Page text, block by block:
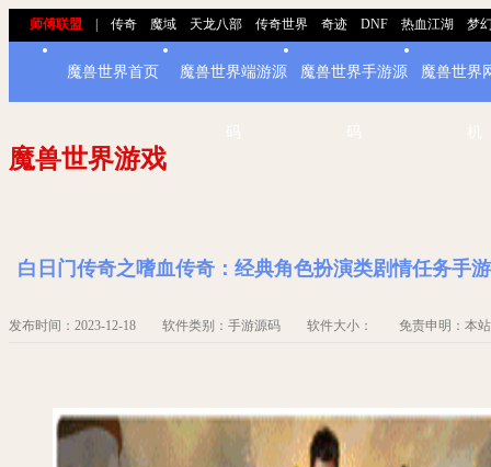
师傅联盟 传奇 魔域 天龙八部 传奇世界 奇迹 DNF 热血江湖 梦
魔兽世界首页 魔兽世界端游源 魔兽世界手游源 魔兽世界
魔兽世界游戏
白日门传奇之嗜血传奇：经典角色扮演类剧情任务手
发布时间：2023-12-18 软件类别：手游源码 软件大小： 免责申明：本站